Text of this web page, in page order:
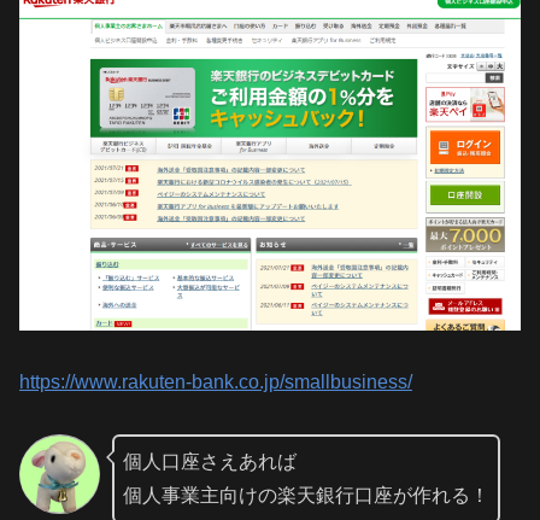
https://www.rakuten-bank.co.jp/smallbusiness/
個人口座さえあれば
個人事業主向けの楽天銀行口座が作れる！